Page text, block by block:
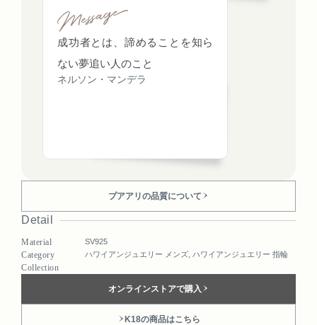
成功者とは、諦めることを知ら
ない夢追い人のこと
ネルソン・マンデラ
プアアリの品質について
Detail
Material SV925
Category ハワイアンジュエリー メンズ ハワイアンジュエリー 指輪
Collection
オンラインストアで購入
K18の商品はこちら